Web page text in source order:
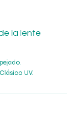
la lente
UV.